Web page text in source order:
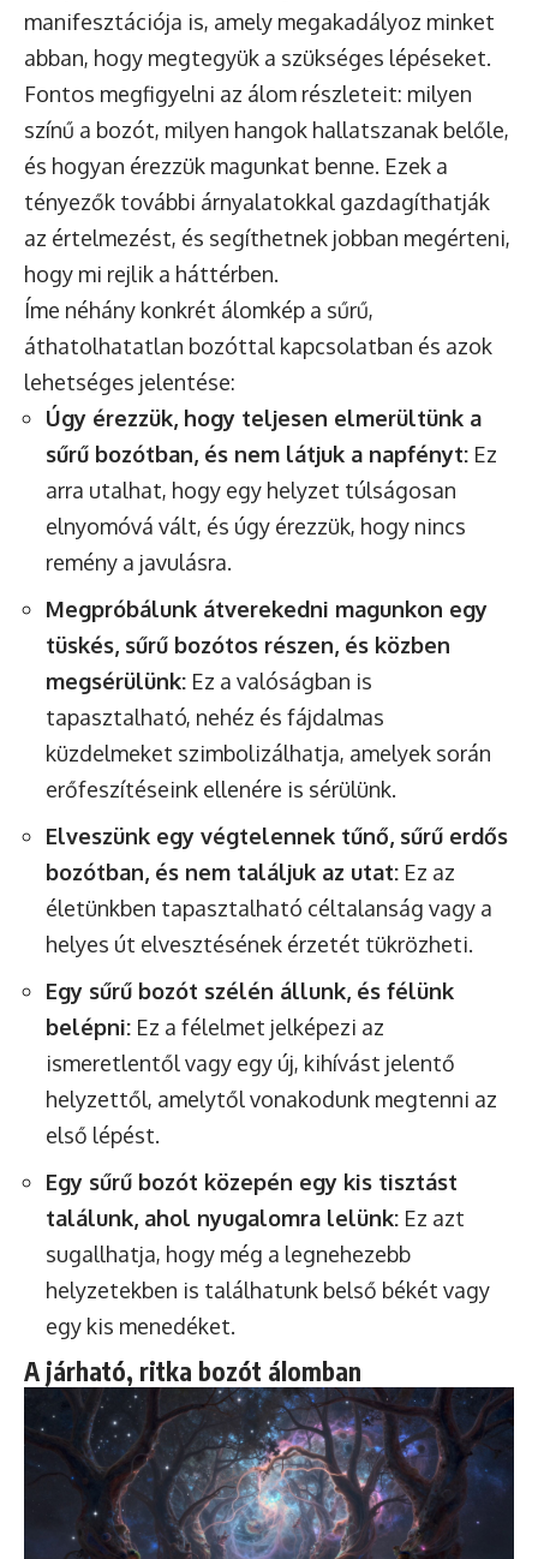
manifesztációja is, amely megakadályoz minket
abban, hogy megtegyük a szükséges lépéseket.
Fontos megfigyelni az álom részleteit: milyen
színű a bozót, milyen hangok hallatszanak belőle,
és hogyan érezzük magunkat benne. Ezek a
tényezők további árnyalatokkal gazdagíthatják
az értelmezést, és segíthetnek jobban megérteni,
hogy mi rejlik a háttérben.
Íme néhány konkrét álomkép a sűrű,
áthatolhatatlan bozóttal kapcsolatban és azok
lehetséges jelentése:
Úgy érezzük, hogy teljesen elmerültünk a
sűrű bozótban, és nem látjuk a napfényt: Ez
arra utalhat, hogy egy helyzet túlságosan
elnyomóvá vált, és úgy érezzük, hogy nincs
remény a javulásra.
Megpróbálunk átverekedni magunkon egy
tüskés, sűrű bozótos részen, és közben
megsérülünk: Ez a valóságban is
tapasztalható, nehéz és fájdalmas
küzdelmeket szimbolizálhatja, amelyek során
erőfeszítéseink ellenére is sérülünk.
Elveszünk egy végtelennek tűnő, sűrű erdős
bozótban, és nem találjuk az utat: Ez az
életünkben tapasztalható céltalanság vagy a
helyes út elvesztésének érzetét tükrözheti.
Egy sűrű bozót szélén állunk, és félünk
belépni: Ez a félelmet jelképezi az
ismeretlentől vagy egy új, kihívást jelentő
helyzettől, amelytől vonakodunk megtenni az
első lépést.
Egy sűrű bozót közepén egy kis tisztást
találunk, ahol nyugalomra lelünk: Ez azt
sugallhatja, hogy még a legnehezebb
helyzetekben is találhatunk belső békét vagy
egy kis menedéket.
A járható, ritka bozót álomban